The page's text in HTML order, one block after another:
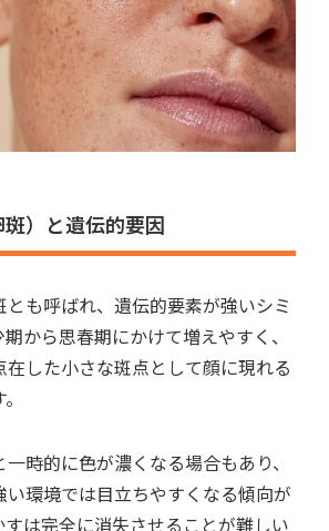
）と遺伝的要因
とも呼ばれ、遺伝的要素が強いシミ
から思春期にかけて増えやすく、
在した小さな斑点として顔に現れる
時的に色が濃くなる場合もあり、
い環境では目立ちやすくなる傾向が
すは完全に消失させることが難しい